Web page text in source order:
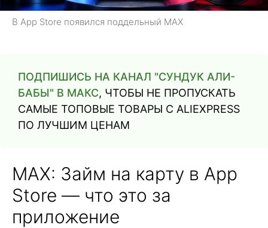
В App Store появился поддельный MAX
ПОДПИШИСЬ НА КАНАЛ "СУНДУК АЛИ-
БАБЫ" В МАКС, ЧТОБЫ НЕ ПРОПУСКАТЬ
САМЫЕ ТОПОВЫЕ ТОВАРЫ С ALIEXPRESS
ПО ЛУЧШИМ ЦЕНАМ
MAX: Займ на карту в App
Store — что это за
приложение